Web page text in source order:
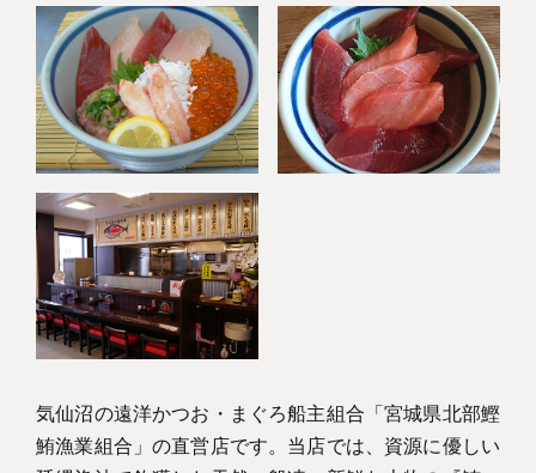
気仙沼の遠洋かつお・まぐろ船主組合「宮城県北部鰹
鮪漁業組合」の直営店です。当店では、資源に優しい